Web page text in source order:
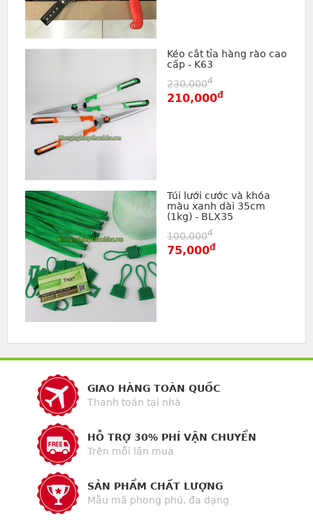
Kéo cắt tỉa hàng rào cao
cấp - K63
230,000đ
210,000đ
Túi lưới cước và khóa
màu xanh dài 35cm
(1kg) - BLX35
100,000đ
75,000đ
GIAO HÀNG TOÀN QUỐC
Thanh toán tại nhà
HỖ TRỢ 30% PHÍ VẬN CHUYỂN
Trên mỗi lần mua
SẢN PHẨM CHẤT LƯỢNG
Mẫu mã phong phú, đa dạng